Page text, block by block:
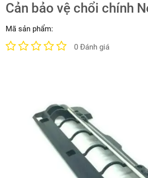
Cản bảo vệ chổi chính
Mã sản phẩm:
0 Đánh giá